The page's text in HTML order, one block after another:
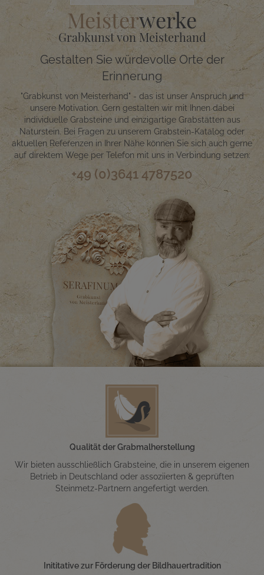
Meisterwerke
Grabkunst von Meisterhand
Gestalten Sie würdevolle Orte der
Erinnerung
"Grabkunst von Meisterhand" - das ist unser Anspruch und
unsere Motivation. Gern gestalten wir mit Ihnen dabei
individuelle Grabsteine und einzigartige Grabstätten aus
Naturstein. Bei Fragen zu unserem Grabstein-Katalog oder
aktuellen Referenzen in Ihrer Nähe können Sie sich auch gerne
auf direktem Wege per Telefon mit uns in Verbindung setzen:
+49 (0)3641 4787520
Qualität der Grabmalherstellung
Wir bieten ausschließlich Grabsteine, die in unserem eigenen
Betrieb in Deutschland oder assoziierten & geprüften
Steinmetz-Partnern angefertigt werden.
Inititative zur Förderung der Bildhauertradition